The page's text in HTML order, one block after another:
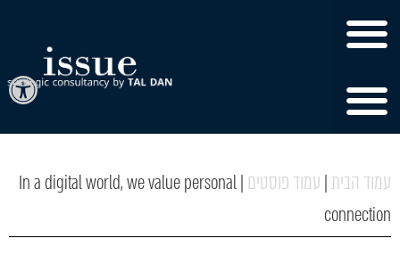
עמוד הבית| עמוד פוסטים |
In a digital world, we value personal
connection